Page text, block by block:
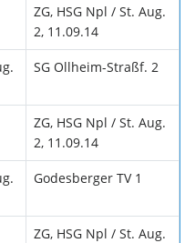
ZG, HSG Npl / St. Aug.
2, 11.09.14
SG Ollheim-Straßf. 2
ZG, HSG Npl / St. Aug.
2, 11.09.14
Godesberger TV 1
ZG, HSG Npl / St. Aug.